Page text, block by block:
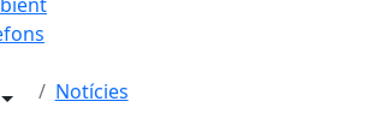
Notícies